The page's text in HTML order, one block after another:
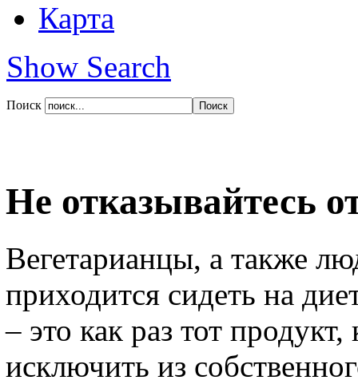
Карта
Show Search
Поиск
Не отказывайтесь
Вегетарианцы, а также
приходится сидеть на
– это как раз тот
исключить из